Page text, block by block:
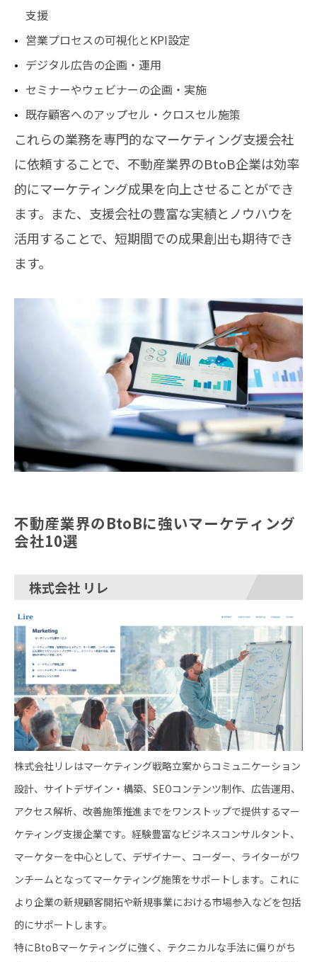
支援
営業プロセスの可視化とKPI設定
デジタル広告の企画・運用
セミナーやウェビナーの企画・実施
既存顧客へのアップセル・クロスセル施策
これらの業務を専門的なマーケティング支援会社
に依頼することで、不動産業界のBtoB企業は効率
的にマーケティング成果を向上させることができ
ます。また、支援会社の豊富な実績とノウハウを
活用することで、短期間での成果創出も期待でき
ます。
不動産業界のBtoBに強いマーケティング
会社10選
株式会社 リレ
株式会社リレはマーケティング戦略立案からコミュニケーション
設計、サイトデザイン・構築、SEOコンテンツ制作、広告運用、
アクセス解析、改善施策推進までをワンストップで提供するマー
ケティング支援企業です。経験豊富なビジネスコンサルタント、
マーケターを中心として、デザイナー、コーダー、ライターがワ
ンチームとなってマーケティング施策をサポートします。これに
より企業の新規顧客開拓や新規事業における市場参入などを包括
的にサポートします。
特にBtoBマーケティングに強く、テクニカルな手法に偏りがち